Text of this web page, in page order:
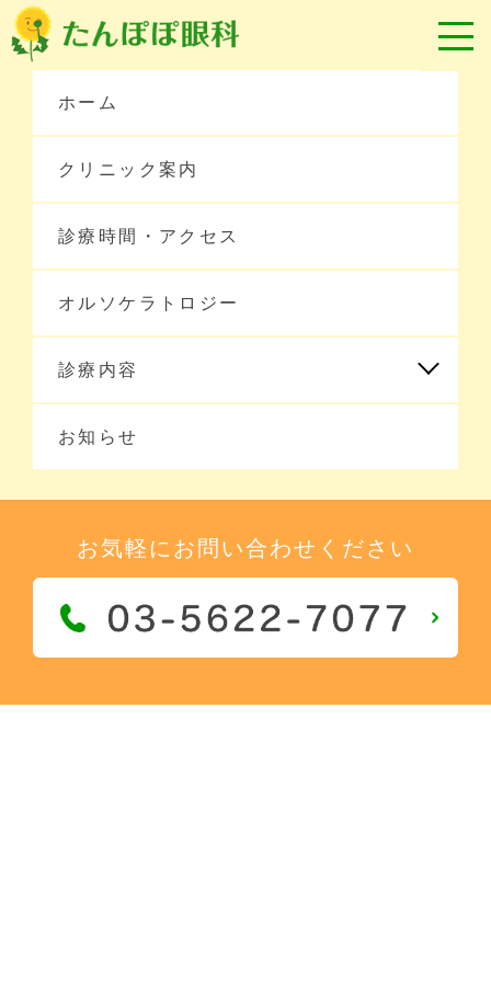
ホーム
クリニック案内
診療時間・アクセス
オルソケラトロジー
診療内容
お知らせ
お気軽にお問い合わせください